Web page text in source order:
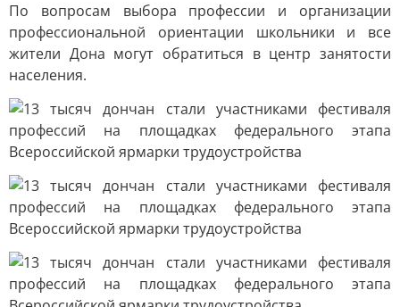
По вопросам выбора профессии и организации
профессиональной ориентации школьники и все
жители Дона могут обратиться в центр занятости
населения.